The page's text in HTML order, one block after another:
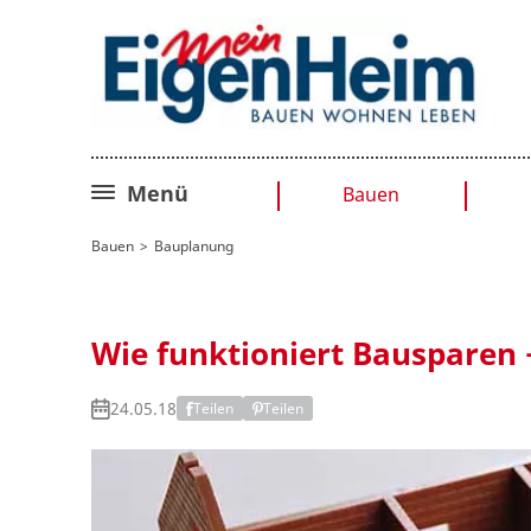
Menü Bauen
Sanieren
Bauen Bauplanung
Wie funktioniert Bausparen
24.05.18 Teilen Teilen